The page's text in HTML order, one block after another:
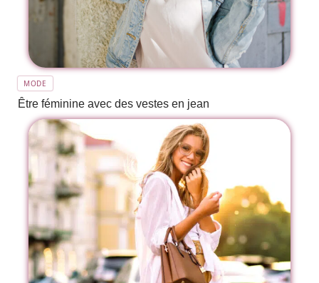
MODE
Être féminine avec des vestes en jean